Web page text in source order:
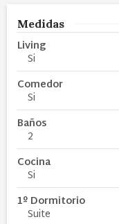
Medidas
Living
Si
Comedor
Si
Baños
2
Cocina
Si
1º Dormitorio
Suite